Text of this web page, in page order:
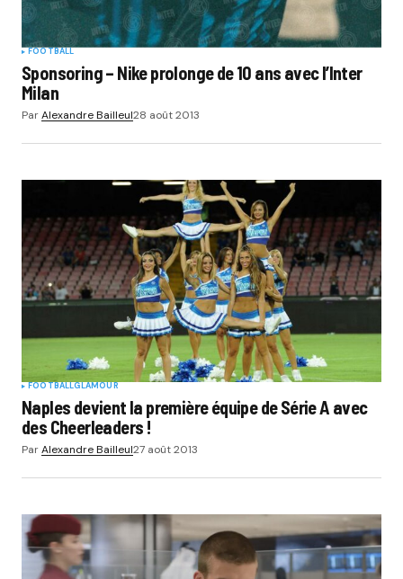
FOOTBALL
Sponsoring – Nike prolonge de 10 ans avec l’Inter
Milan
ParAlexandre Bailleul28 août 2013
FOOTBALLGLAMOUR
Naples devient la première équipe de Série A avec
des Cheerleaders !
ParAlexandre Bailleul27 août 2013